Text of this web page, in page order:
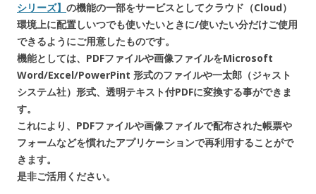
シリーズ】 の機能の一部をサービスとしてクラウド（Cloud）
環境上に配置しいつでも使いたいときに/使いたい分だけご使用
できるようにご用意したものです。
機能としては、PDFファイルや画像ファイルをMicrosoft
Word/Excel/PowerPint 形式のファイルや一太郎（ジャスト
システム社）形式、透明テキスト付PDFに変換する事ができま
す。
これにより、PDFファイルや画像ファイルで配布された帳票や
フォームなどを慣れたアプリケーションで再利用することがで
きます。
是非ご活用ください。